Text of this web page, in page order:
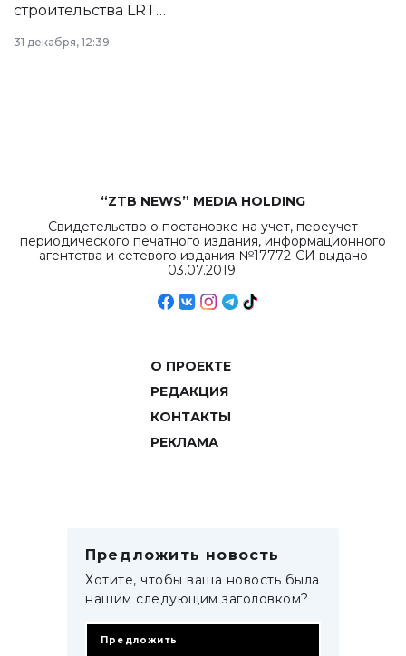
строительства LRT
в Астане из
республиканского
31 декабря, 12:39
“ZTB NEWS” MEDIA HOLDING
Свидетельство о постановке на учет, переучет
периодического печатного издания, информационного
агентства и сетевого издания №17772-СИ выдано
03.07.2019.
О ПРОЕКТЕ
РЕДАКЦИЯ
КОНТАКТЫ
РЕКЛАМА
Предложить новость
Хотите, чтобы ваша новость была
нашим следующим заголовком?
Предложить